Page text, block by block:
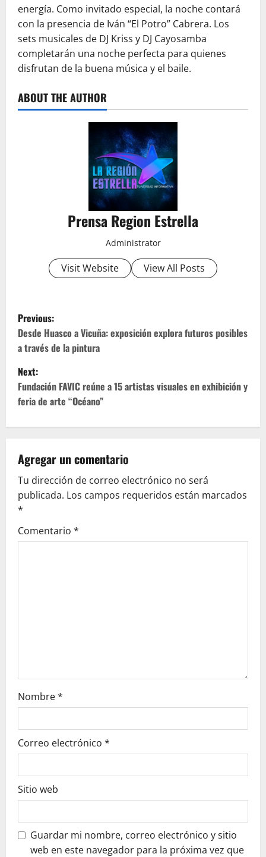
energía. Como invitado especial, la noche contará
con la presencia de Iván “El Potro” Cabrera. Los
sets musicales de DJ Kriss y DJ Cayosamba
completarán una noche perfecta para quienes
disfrutan de la buena música y el baile.
ABOUT THE AUTHOR
Prensa Region Estrella
Administrator
Visit Website View All Posts
P
o
s
t
n
v
i
g
a
Previous:
Desde Huasco a Vicuña: exposición explora futuros posibles
a través de la pintura
Next:
Fundación FAVIC reúne a 15 artistas visuales en exhibición y
feria de arte “Océano”
Agregar un comentario
Tu dirección de correo electrónico no será
publicada. Los campos requeridos están marcados
*
Comentario *
Nombre*
Correo electrónico *
Sitio web
Guardar mi nombre, correo electrónico y sitio
web en este navegador para la próxima vez que